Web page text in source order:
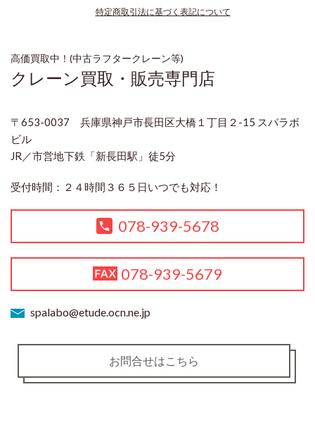
特定商取引法に基づく表記について
高価買取中！(中古ラフタークレーン等)
クレーン買取・販売専門店
〒653-0037 兵庫県神戸市長田区大橋１丁目２-15 スパラボ
ビル
JR／市営地下鉄「新長田駅」徒5分
受付時間：２４時間３６５日いつでも対応！
078-939-5678
078-939-5679
spalabo@etude.ocn.ne.jp
お問合せはこちら